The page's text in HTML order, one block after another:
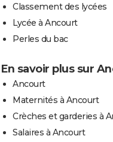
Classement des lycées
Lycée à Ancourt
Perles du bac
En savoir plus sur
Ancourt
Maternités à Ancourt
Crèches et garderies à
Salaires à Ancourt